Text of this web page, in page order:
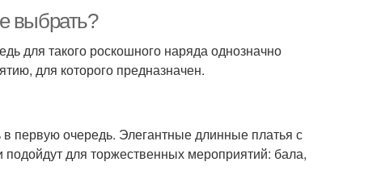
выбрать?
для такого роскошного наряда однозначно
для которого предназначен.
первую очередь. Элегантные длинные платья с
для торжественных мероприятий: бала,